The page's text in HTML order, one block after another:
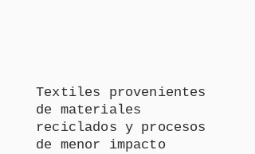
Textiles provenientes
de materiales
reciclados y procesos
de menor impacto